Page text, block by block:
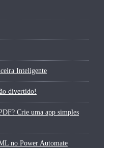
Inteligente
divertido!
Crie uma app simples
no Power Automate